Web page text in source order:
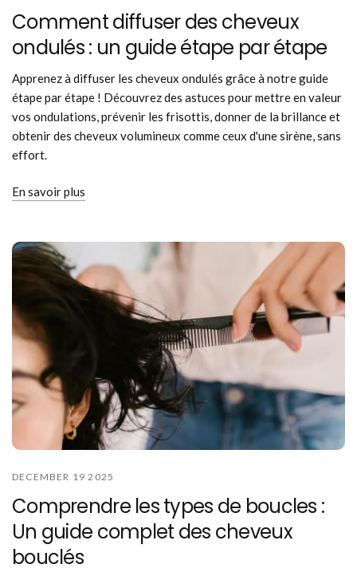
Comment diffuser des cheveux
ondulés : un guide étape par étape
Apprenez à diffuser les cheveux ondulés grâce à notre guide
étape par étape ! Découvrez des astuces pour mettre en valeur
vos ondulations, prévenir les frisottis, donner de la brillance et
obtenir des cheveux volumineux comme ceux d'une sirène, sans
effort.
En savoir plus
DECEMBER 19 2025
Comprendre les types de boucles :
Un guide complet des cheveux
bouclés